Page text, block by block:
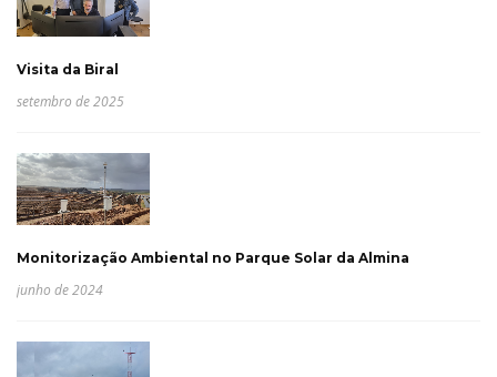
Visita da Biral
setembro de 2025
Monitorização Ambiental no Parque Solar da Almina
junho de 2024